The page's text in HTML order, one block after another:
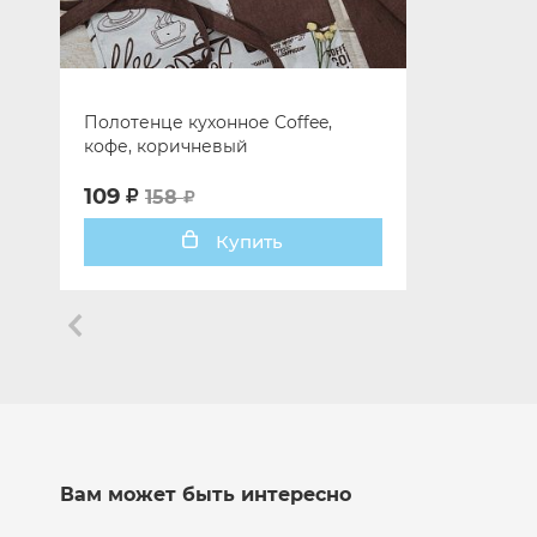
Полотенце кухонное Coffee,
кофе, коричневый
109
158
Купить
Вам может быть интересно